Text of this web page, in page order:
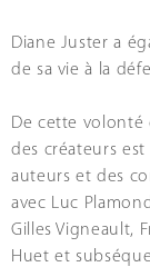
Diane Juster a
de sa vie à la
De cette
des créateurs est
auteurs et des
avec Luc
Gilles Vigneault,
Huet et